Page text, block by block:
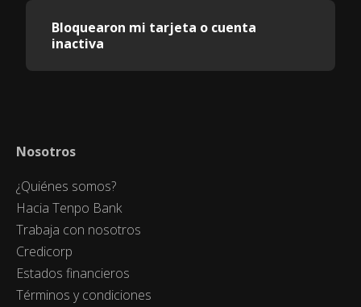
Bloquearon mi tarjeta o cuenta
inactiva
Nosotros
¿Quiénes somos?
Hacia Tenpo Bank
Trabaja con nosotros
Credicorp
Estados financieros
Términos y condiciones